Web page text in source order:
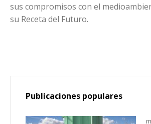
sus compromisos con el
su Receta del Futuro.
Publicaciones populares